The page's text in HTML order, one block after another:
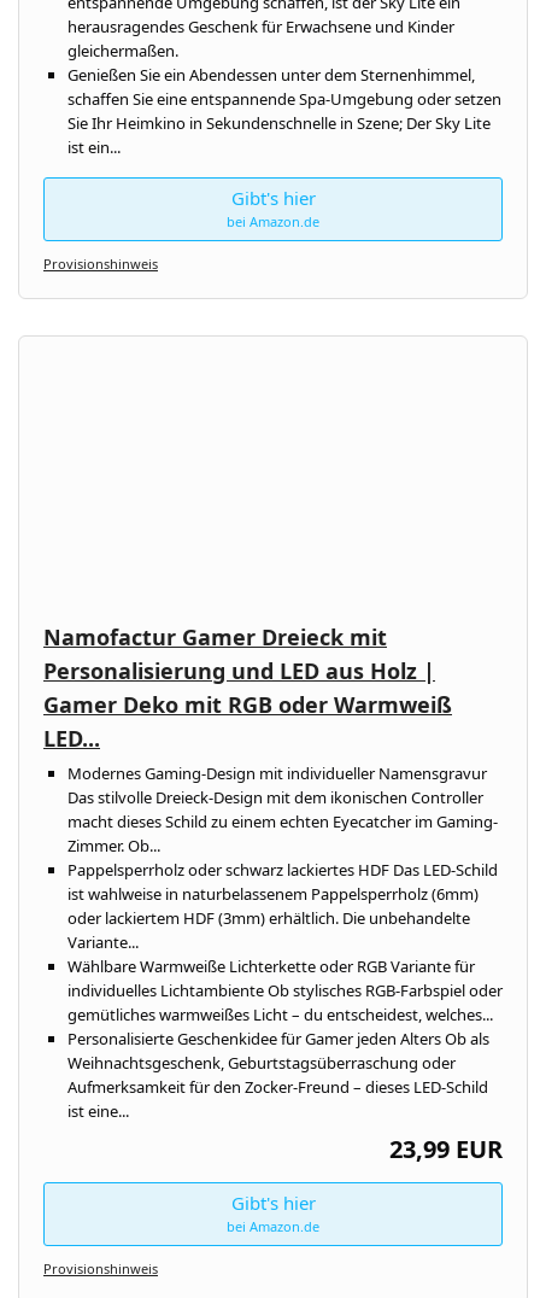
herausragendes Geschenk für Erwachsene und Kinder
gleichermaßen.
Genießen Sie ein Abendessen unter dem Sternenhimmel,
schaffen Sie eine entspannende Spa-Umgebung oder setzen
Sie Ihr Heimkino in Sekundenschnelle in Szene; Der Sky Lite
ist ein...
Gibt's hier
bei Amazon.de
Provisionshinweis
Namofactur Gamer Dreieck mit
Personalisierung und LED aus Holz |
Gamer Deko mit RGB oder Warmweiß
LED...
Modernes Gaming-Design mit individueller Namensgravur
Das stilvolle Dreieck-Design mit dem ikonischen Controller
macht dieses Schild zu einem echten Eyecatcher im Gaming-
Zimmer. Ob...
Pappelsperrholz oder schwarz lackiertes HDF Das LED-Schild
ist wahlweise in naturbelassenem Pappelsperrholz (6mm)
oder lackiertem HDF (3mm) erhältlich. Die unbehandelte
Variante...
Wählbare Warmweiße Lichterkette oder RGB Variante für
individuelles Lichtambiente Ob stylisches RGB-Farbspiel oder
gemütliches warmweißes Licht – du entscheidest, welches...
Personalisierte Geschenkidee für Gamer jeden Alters Ob als
Weihnachtsgeschenk, Geburtstagsüberraschung oder
Aufmerksamkeit für den Zocker-Freund – dieses LED-Schild
ist eine...
23,99 EUR
Gibt's hier
bei Amazon.de
Provisionshinweis